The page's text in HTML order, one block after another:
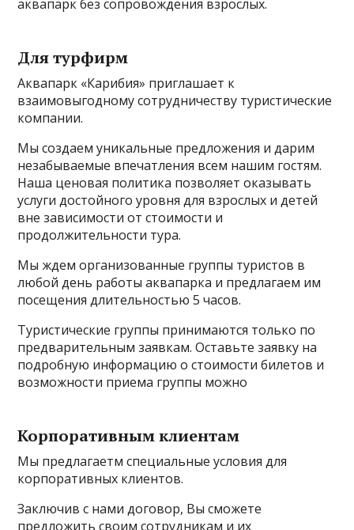
аквапарк без сопровождения взрослых.
Для турфирм
Аквапарк «Карибия» приглашает к
взаимовыгодному сотрудничеству туристические
компании.
Мы создаем уникальные предложения и дарим
незабываемые впечатления всем нашим гостям.
Наша ценовая политика позволяет оказывать
услуги достойного уровня для взрослых и детей
вне зависимости от стоимости и
продолжительности тура.
Мы ждем организованные группы туристов в
любой день работы аквапарка и предлагаем им
посещения длительностью 5 часов.
Туристические группы принимаются только по
предварительным заявкам. Оставьте заявку на
подробную информацию о стоимости билетов и
возможности приема группы можно
Корпоративным клиентам
Мы предлагаетм специальные условия для
корпоративных клиентов.
Заключив с нами договор, Вы сможете
предложить своим сотрудникам и их